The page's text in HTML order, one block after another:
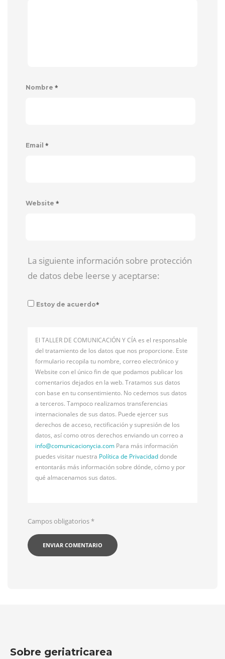
Nombre *
Email *
Website *
La siguiente información sobre protección
de datos debe leerse y aceptarse:
Estoy de acuerdo*
El TALLER DE COMUNICACIÓN Y CÍA es el responsable
del tratamiento de los datos que nos proporcione. Este
formulario recopila tu nombre, correo electrónico y
Website con el único fin de que podamos publicar los
comentarios dejados en la web. Tratamos sus datos
con base en tu consentimiento. No cedemos sus datos
a terceros. Tampoco realizamos transferencias
internacionales de sus datos. Puede ejercer sus
derechos de acceso, rectificación y supresión de los
datos, así como otros derechos enviando un correo a
info@comunicacionycia.com Para más información
puedes visitar nuestra Política de Privacidaddonde
entontarás más información sobre dónde, cómo y por
qué almacenamos sus datos.
Campos obligatorios*
Sobre geriatricarea